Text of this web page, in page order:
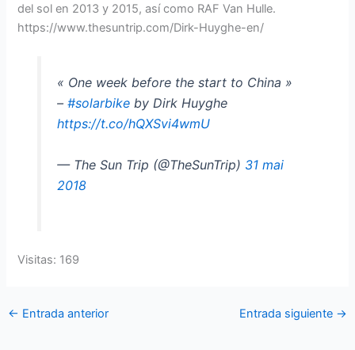
del sol en 2013 y 2015, así como RAF Van Hulle.
https://www.thesuntrip.com/Dirk-Huyghe-en/
« One week before the start to China »
– #solarbikeby Dirk Huyghe
https://t.co/hQXSvi4wmU
— The Sun Trip (@TheSunTrip) 31 mai
2018
Visitas: 169
← Entrada anterior Entrada siguiente →